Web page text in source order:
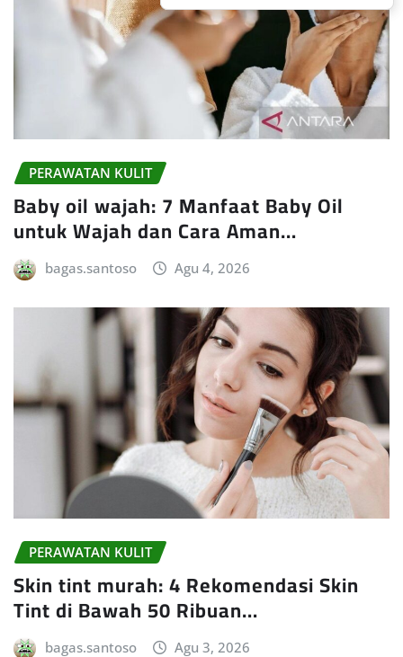
PERAWATAN KULIT
Baby oil wajah: 7 Manfaat Baby Oil
untuk Wajah dan Cara Aman…
bagas.santoso Agu 4, 2026
PERAWATAN KULIT
Skin tint murah: 4 Rekomendasi Skin
Tint di Bawah 50 Ribuan…
bagas.santoso Agu 3, 2026